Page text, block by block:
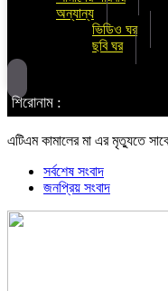
অন্যান্য
ভিডিও ঘর
ছবি ঘর
শিরোনাম :
এটিএম কামালের মা এর মৃত্যুতে
সর্বশেষ সংবাদ
জনপ্রিয় সংবাদ